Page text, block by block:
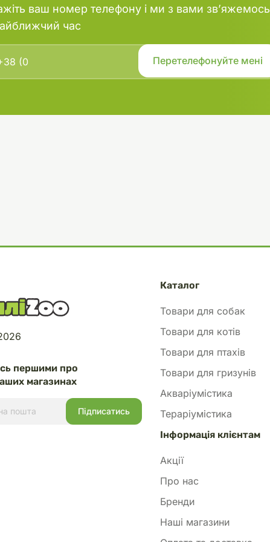
ваш номер телефону і ми з вами зв’яжемось
час
першими про
магазинах
Каталог
Товари для собак
Товари для котів
Товари для птахів
Товари для гризунів
Акваріумістика
Тераріумістика
Інформація клієнтам
Акції
Про нас
Бренди
Наші магазини